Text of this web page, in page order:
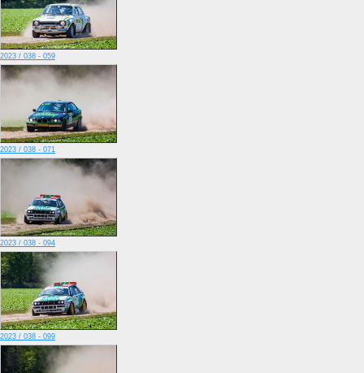
2023 / 038 - 059
2023 / 038 - 071
2023 / 038 - 094
2023 / 038 - 099